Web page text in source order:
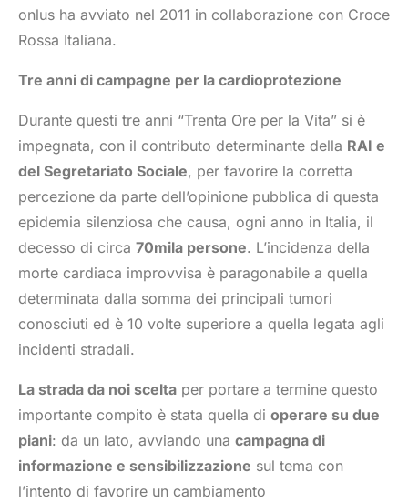
onlus ha avviato nel 2011 in collaborazione con Croce
Rossa Italiana.
Tre anni di campagne per la cardioprotezione
Durante questi tre anni “Trenta Ore per la Vita” si è
impegnata, con il contributo determinante della RAI e
del Segretariato Sociale, per favorire la corretta
percezione da parte dell’opinione pubblica di questa
epidemia silenziosa che causa, ogni anno in Italia, il
decesso di circa 70mila persone. L’incidenza della
morte cardiaca improvvisa è paragonabile a quella
determinata dalla somma dei principali tumori
conosciuti ed è 10 volte superiore a quella legata agli
incidenti stradali.
La strada da noi scelta per portare a termine questo
importante compito è stata quella di operare su due
piani: da un lato, avviando una campagna di
informazione e sensibilizzazione sul tema con
l’intento di favorire un cambiamento